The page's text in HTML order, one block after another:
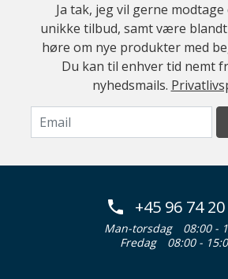
Ja tak, jeg vil gerne modtage
unikke tilbud, samt være
høre om nye produkter med
Du kan til enhver tid nemt
nyhedsmails.
+45 96 74
Man-torsdag
08:00 -
Fredag
08:00 -